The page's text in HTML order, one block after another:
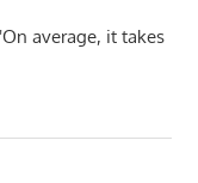
average, it takes